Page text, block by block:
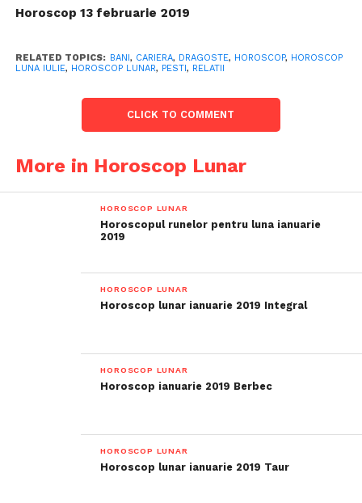
Horoscop 13 februarie 2019
RELATED TOPICS: BANI, CARIERA, DRAGOSTE, HOROSCOP, HOROSCOP
LUNA IULIE, HOROSCOP LUNAR, PESTI, RELATII
CLICK TO COMMENT
More in Horoscop Lunar
HOROSCOP LUNAR
Horoscopul runelor pentru luna ianuarie
2019
HOROSCOP LUNAR
Horoscop lunar ianuarie 2019 Integral
HOROSCOP LUNAR
Horoscop ianuarie 2019 Berbec
HOROSCOP LUNAR
Horoscop lunar ianuarie 2019 Taur